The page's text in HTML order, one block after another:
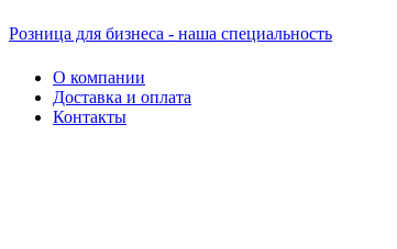
Розница для бизнеса - наша специальность
О компании
Доставка и оплата
Контакты